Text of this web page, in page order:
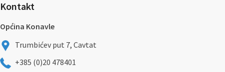
Kontakt
Općina Konavle
Trumbićev put 7, Cavtat
+385 (0)20 478401